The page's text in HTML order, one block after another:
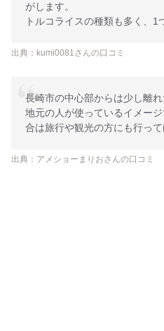
がします。
トルコライスの種類も多く、1
出典：kumi0081さんの口コミ
長崎市の中心部からは少し離
地元の人が使っているイメー
合は旅行や観光の方にも行って
出典：アメショーまりおさんの口コミ